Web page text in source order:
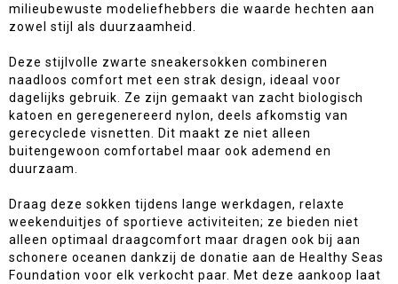
milieubewuste modeliefhebbers die waarde hechten aan
zowel stijl als duurzaamheid.
Deze stijlvolle zwarte sneakersokken combineren
naadloos comfort met een strak design, ideaal voor
dagelijks gebruik. Ze zijn gemaakt van zacht biologisch
katoen en geregenereerd nylon, deels afkomstig van
gerecyclede visnetten. Dit maakt ze niet alleen
buitengewoon comfortabel maar ook ademend en
duurzaam.
Draag deze sokken tijdens lange werkdagen, relaxte
weekenduitjes of sportieve activiteiten; ze bieden niet
alleen optimaal draagcomfort maar dragen ook bij aan
schonere oceanen dankzij de donatie aan de Healthy Seas
Foundation voor elk verkocht paar. Met deze aankoop laat